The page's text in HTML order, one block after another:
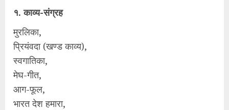
१. काव्य-संग्रह
मुरलिका,
प्रियंवदा (खण्ड काव्य),
स्वगातिका,
मेघ-गीत,
आग-फूल,
भारत देश हमारा,